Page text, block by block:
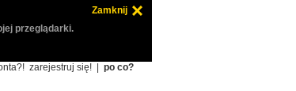
Zamknij
przeglądarki.
zarejestruj się! po co?